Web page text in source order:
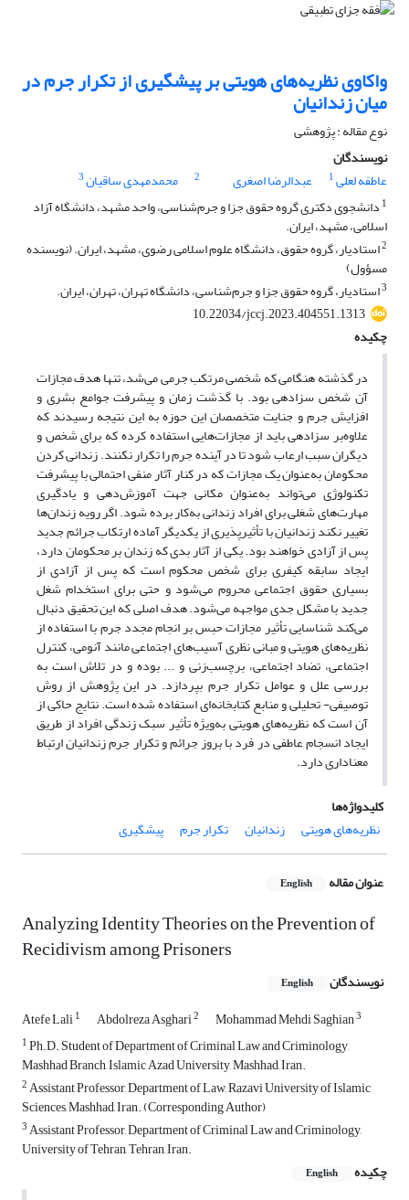
واکاوی نظریه‌های هویتی بر پیشگیری از تکرار جرم در
میان زندانیان
نوع مقاله : پژوهشی
نویسندگان
عاطفه لعلی1 عبدالرضا اصغری 2 محمدمهدی ساقیان3
1 دانشجوی دکتری گروه حقوق جزا و جرم‌شناسی، واحد مشهد، دانشگاه آزاد
اسلامی، مشهد، ایران.
2استادیار، گروه حقوق، دانشگاه علوم اسلامی رضوی، مشهد، ایران. (نویسنده
مسؤول)
3استادیار، گروه حقوق جزا و جرم‌شناسی، دانشگاه تهران، تهران، ایران.
10.22034/jccj.2023.404551.1313
چکیده
در گذشته هنگامی که شخصی مرتکب جرمی می‌شد، تنها هدف مجازات
آن شخص سزادهی بود. با گذشت زمان و پیشرفت جوامع بشری و
افزایش جرم و جنایت متخصصان این حوزه به این نتیجه رسیدند که
علاوه‌بر سزادهی باید از مجازات‌هایی استفاده کرده که برای شخص و
دیگران سبب ارعاب شود تا در آینده جرم را تکرار نکنند. زندانی کردن
محکومان به‌عنوان یک مجازات که در کنار آثار منفی احتمالی با پیشرفت
تکنولوژی می‌تواند به‌عنوان مکانی جهت آموزش‌دهی و یادگیری
مهارت‌های شغلی برای افراد زندانی به‌کار برده شود. اگر رویه زندان‌ها
تغییر نکند زندانیان با تأثیرپذیری از یکدیگر آماده ارتکاب جرائم جدید
پس از آزادی خواهند بود. یکی از آثار بدی که زندان بر محکومان دارد،
ایجاد سابقه کیفری برای شخص محکوم است که پس از آزادی از
بسیاری حقوق اجتماعی محروم می‌شود و حتی برای استخدام شغل
جدید با مشکل جدی مواجهه می‌شود. هدف اصلی که این تحقیق دنبال
می‌کند شناسایی تأثیر مجازات حبس بر انجام مجدد جرم با استفاده از
نظریه‌های هویتی و مبانی نظری آسیب‌های اجتماعی مانند آنومی، کنترل
اجتماعی، تضاد اجتماعی، برچسب‌زنی و ... بوده و در تلاش است به
بررسی علل و عوامل تکرار جرم بپردازد. در این پژوهش از روش
توصیفی- تحلیلی و منابع کتابخانه‌ای استفاده شده است. نتایج حاکی از
آن است که نظریه‌های هویتی به‌ویژه تأثیر سبک زندگی افراد از طریق
ایجاد انسجام عاطفی در فرد با بروز جرائم و تکرار جرم ‌زندانیان ارتباط
معناداری دارد.
کلیدواژه‌ها
نظریه‌های هویتی
زندانیان تکرار جرم پیشگیری
عنوان مقاله English
Analyzing Identity Theories on the Prevention of
Recidivism among Prisoners
نویسندگان English
Atefe Lali1 Abdolreza Asghari2 Mohammad Mehdi Saghian3
1Ph.D. Student of Department of Criminal Law and Criminology,
Mashhad Branch, Islamic Azad University, Mashhad, Iran.
2Assistant Professor, Department of Law, Razavi University of Islamic
Sciences, Mashhad, Iran. (Corresponding Author)
3Assistant Professor, Department of Criminal Law and Criminology,
University of Tehran, Tehran, Iran.
چکیده
English